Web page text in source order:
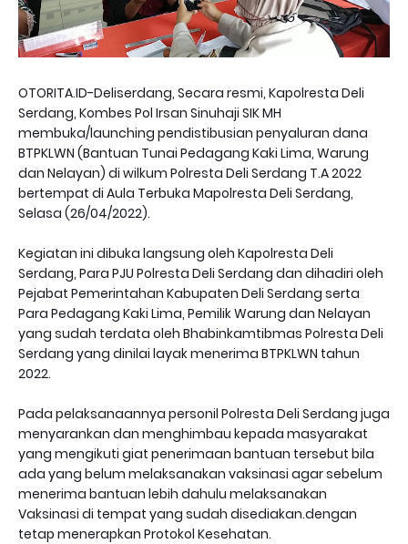
OTORITA.ID-Deliserdang, Secara resmi, Kapolresta Deli
Serdang, Kombes Pol Irsan Sinuhaji SIK MH
membuka/launching pendistibusian penyaluran dana
BTPKLWN (Bantuan Tunai Pedagang Kaki Lima, Warung
dan Nelayan) di wilkum Polresta Deli Serdang T.A 2022
bertempat di Aula Terbuka Mapolresta Deli Serdang,
Selasa (26/04/2022).
Kegiatan ini dibuka langsung oleh Kapolresta Deli
Serdang, Para PJU Polresta Deli Serdang dan dihadiri oleh
Pejabat Pemerintahan Kabupaten Deli Serdang serta
Para Pedagang Kaki Lima, Pemilik Warung dan Nelayan
yang sudah terdata oleh Bhabinkamtibmas Polresta Deli
Serdang yang dinilai layak menerima BTPKLWN tahun
2022.
Pada pelaksanaannya personil Polresta Deli Serdang juga
menyarankan dan menghimbau kepada masyarakat
yang mengikuti giat penerimaan bantuan tersebut bila
ada yang belum melaksanakan vaksinasi agar sebelum
menerima bantuan lebih dahulu melaksanakan
Vaksinasi di tempat yang sudah disediakan.dengan
tetap menerapkan Protokol Kesehatan.